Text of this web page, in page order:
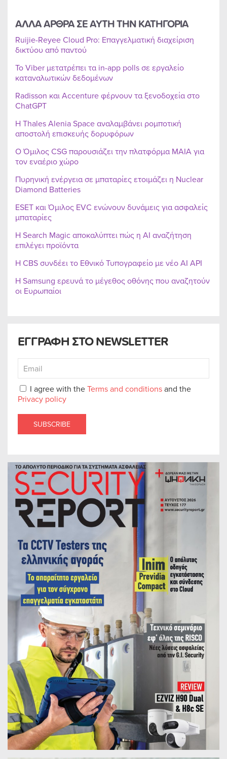
ΕΓΓΡΑΦΗ ΣΤΟ NEWSLETTER
I agree with theTerms and conditionsand the
Privacy policy
SUBSCRIBE
ΑΛΛΑ ΑΡΘΡΑ ΣΕ ΑΥΤΗ ΤΗΝ ΚΑΤΗΓΟΡΙΑ
Ruijie-Reyee Cloud Pro: Επαγγελματική διαχείριση
δικτύου από παντού
Το Viber μετατρέπει τα in-app polls σε εργαλείο
καταναλωτικών δεδομένων
Radisson και Accenture φέρνουν τα ξενοδοχεία στο
ChatGPT
Η Thales Alenia Space αναλαμβάνει ρομποτική
αποστολή επισκευής δορυφόρων
Ο Όμιλος CSG παρουσιάζει την πλατφόρμα MAIA για
τον εναέριο χώρο
Πυρηνική ενέργεια σε μπαταρίες ετοιμάζει η Nuclear
Diamond Batteries
ESET και Όμιλος EVC ενώνουν δυνάμεις για ασφαλείς
μπαταρίες
Η Search Magic αποκαλύπτει πώς η AI αναζήτηση
επιλέγει προϊόντα
Η CBS συνδέει το Εθνικό Τυπογραφείο με νέο AI API
Η Samsung ερευνά το μέγεθος οθόνης που αναζητούν
οι Ευρωπαίοι